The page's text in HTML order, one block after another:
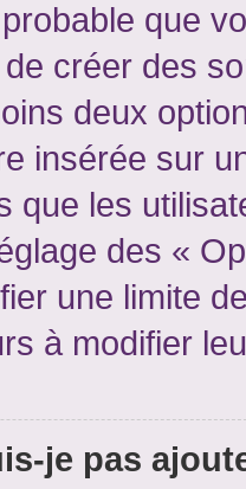
que
créer des
deux
insérée sur
que les
des «
une limite
à modifier
je pas